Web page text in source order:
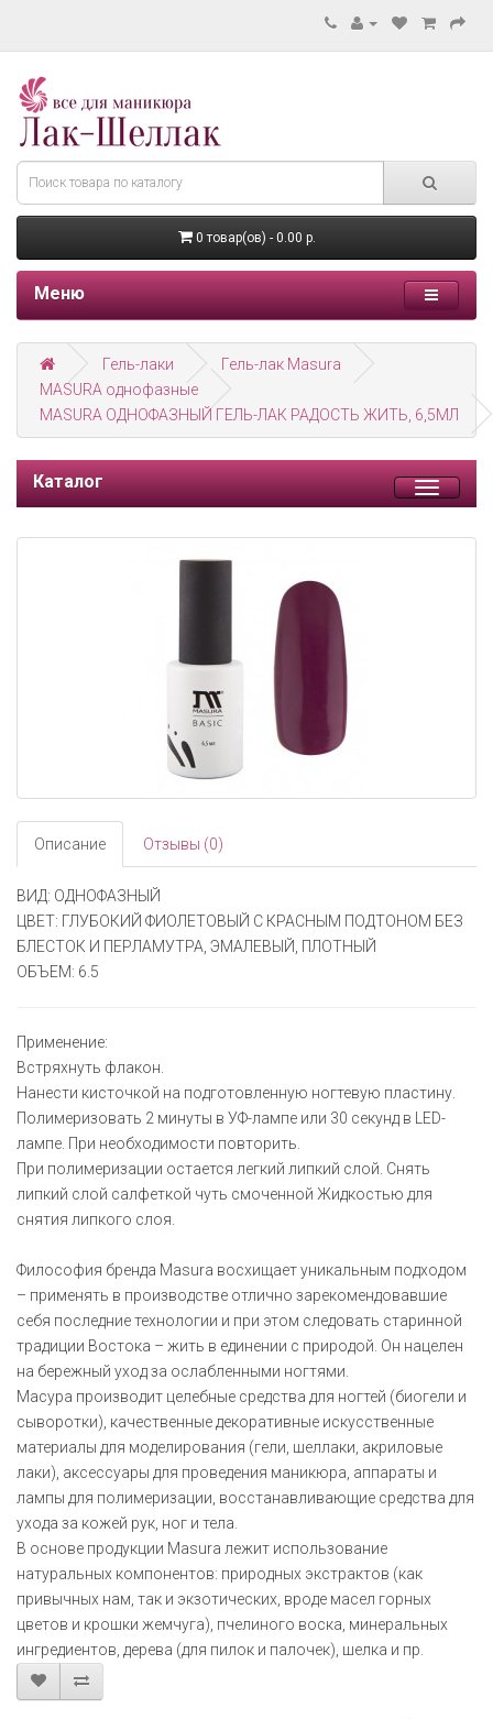
0 товар(ов) - 0.00 р.
Меню
Гель-лаки
Гель-лак Masura
MASURA однофазные
MASURA ОДНОФАЗНЫЙ ГЕЛЬ-ЛАК РАДОСТЬ ЖИТЬ, 6,5МЛ
Каталог
Toggle
Описание Отзывы (0)
ВИД: ОДНОФАЗНЫЙ
ЦВЕТ: ГЛУБОКИЙ ФИОЛЕТОВЫЙ С КРАСНЫМ ПОДТОНОМ БЕЗ
БЛЕСТОК И ПЕРЛАМУТРА, ЭМАЛЕВЫЙ, ПЛОТНЫЙ
ОБЪЕМ: 6.5
Применение:
Встряхнуть флакон.
Нанести кисточкой на подготовленную ногтевую пластину.
Полимеризовать 2 минуты в УФ-лампе или 30 секунд в LED-
лампе. При необходимости повторить.
При полимеризации остается легкий липкий слой. Снять
липкий слой салфеткой чуть смоченной Жидкостью для
снятия липкого слоя.
Философия бренда Masura восхищает уникальным подходом
– применять в производстве отлично зарекомендовавшие
себя последние технологии и при этом следовать старинной
традиции Востока – жить в единении с природой. Он нацелен
на бережный уход за ослабленными ногтями.
Масура производит целебные средства для ногтей (биогели и
сыворотки), качественные декоративные искусственные
материалы для моделирования (гели, шеллаки, акриловые
лаки), аксессуары для проведения маникюра, аппараты и
лампы для полимеризации, восстанавливающие средства для
ухода за кожей рук, ног и тела.
В основе продукции Masura лежит использование
натуральных компонентов: природных экстрактов (как
привычных нам, так и экзотических, вроде масел горных
цветов и крошки жемчуга), пчелиного воска, минеральных
ингредиентов, дерева (для пилок и палочек), шелка и пр.